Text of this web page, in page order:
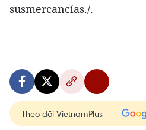
susmercancías./.
Theo dõi VietnamPlus